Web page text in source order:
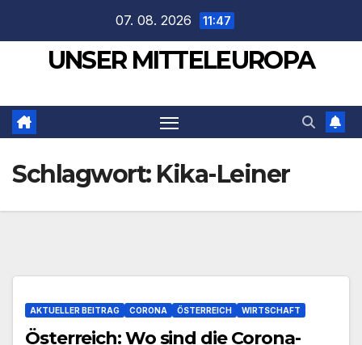
springen
07. 08. 2026 11:47
UNSER MITTELEUROPA
Schlagwort: Kika-Leiner
AKTUELLER BEITRAG CORONA ÖSTERREICH WIRTSCHAFT
Österreich: Wo sind die Corona-